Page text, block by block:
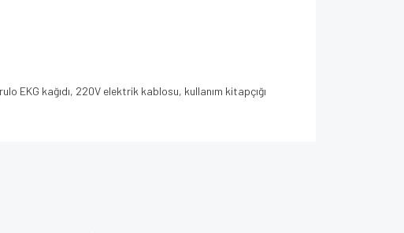
EKG kağıdı, 220V elektrik kablosu, kullanım kitapçığı